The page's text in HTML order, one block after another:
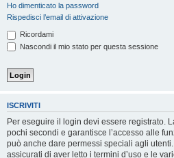
Ho dimenticato la password
Rispedisci l’email di attivazione
Ricordami
Nascondi il mio stato per questa sessione
ISCRIVITI
Per eseguire il login devi essere registrato.
pochi secondi e garantisce l’accesso alle
può anche dare permessi speciali agli
assicurati di aver letto i termini d’uso e le